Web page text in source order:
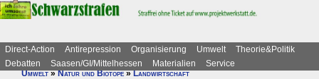
Direct-Action Antirepression Organisierung Umwelt
Theorie&Politik
Debatten
Saasen/GI/Mittelhessen Materialien
Service
Umwelt»Natur und Biotope»Landwirtschaft